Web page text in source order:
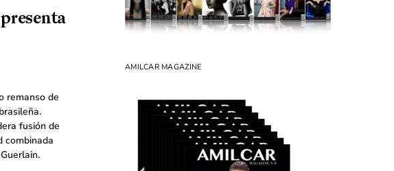
remanso de
fusión de
combinada
AMILCAR MAGAZINE